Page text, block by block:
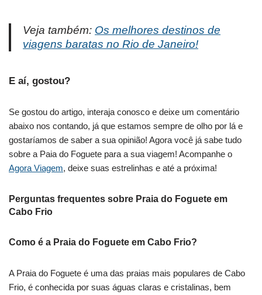
Veja também: Os melhores destinos de
viagens baratas no Rio de Janeiro!
E aí, gostou?
Se gostou do artigo, interaja conosco e deixe um comentário
abaixo nos contando, já que estamos sempre de olho por lá e
gostaríamos de saber a sua opinião! Agora você já sabe tudo
sobre a Paia do Foguete para a sua viagem! Acompanhe o
Agora Viagem, deixe suas estrelinhas e até a próxima!
Perguntas frequentes sobre Praia do Foguete em
Cabo Frio
Como é a Praia do Foguete em Cabo Frio?
A Praia do Foguete é uma das praias mais populares de Cabo
Frio, é conhecida por suas águas claras e cristalinas, bem